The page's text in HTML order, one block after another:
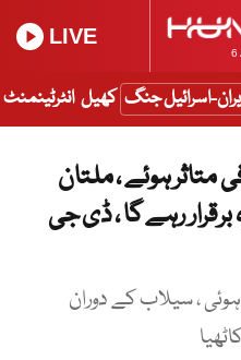
6
LIVE
اسرائیل جنگ کھیل انٹرٹینمنٹ
کافی متاثر ہوئے ، ملتان
برقرار رہے گا ، ڈی جی
متاثر ہوئی ، سیلاب کے دوران